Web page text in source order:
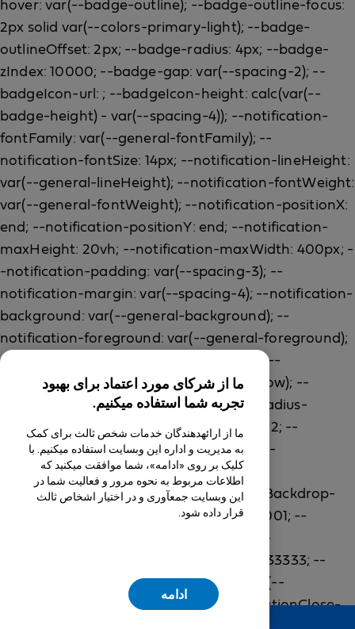
ما از شرکای مورد اعتماد برای بهبود
تجربه شما استفاده میکنیم.
ما از ارائهدهندگان خدمات شخص ثالث برای کمک
به مدیریت و اداره این وبسایت استفاده میکنیم. با
کلیک بر روی «ادامه»، شما موافقت میکنید که
اطلاعات مربوط به نحوه مرور و فعالیت شما در
این وبسایت جمعآوری و در اختیار اشخاص ثالث
قرار داده شود.
ادامه